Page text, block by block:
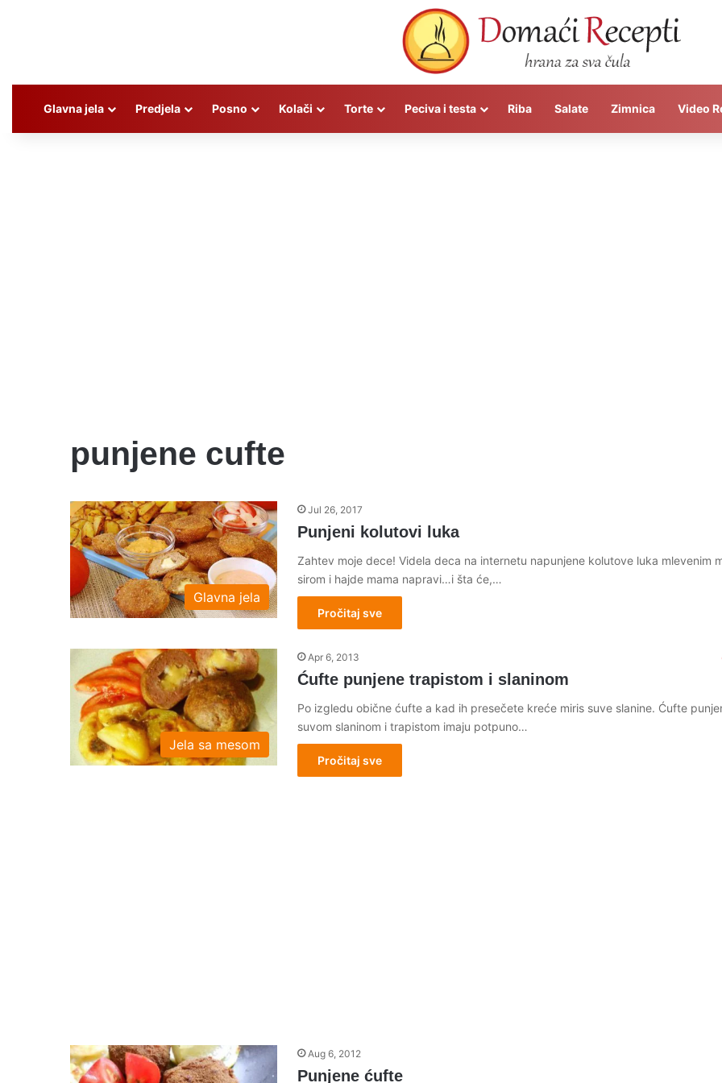
Glavna jela Predjela Posno Kolači Torte Peciva i testa Riba Salate Zimnica Video
punjene cufte
Glavna jela
Jul 26, 2017
Punjeni kolutovi luka
Zahtev moje dece! Videla deca na internetu napunjene kolutove luka mlevenim
sirom i hajde mama napravi…i šta će,…
Pročitaj sve
Jela sa mesom
Apr 6, 2013
Ćufte punjene trapistom i slaninom
Po izgledu obične ćufte a kad ih presečete kreće miris suve slanine. Ćufte
suvom slaninom i trapistom imaju potpuno…
Pročitaj sve
Aug 6, 2012
Punjene ćufte